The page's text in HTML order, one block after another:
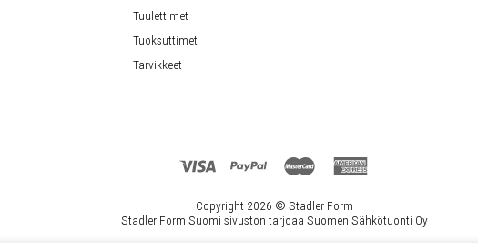
Tuulettimet
Tuoksuttimet
Tarvikkeet
Copyright 2026 © Stadler Form
Stadler Form Suomi sivuston tarjoaa Suomen Sähkötuonti Oy